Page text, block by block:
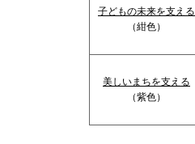
子どもの未来を支える
（紺色）
美しいまちを支える
（紫色）